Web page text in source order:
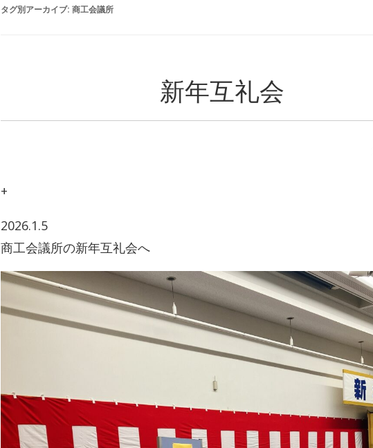
タグ別アーカイブ: 商工会議所
新年互礼会
+
2026.1.5
商工会議所の新年互礼会へ